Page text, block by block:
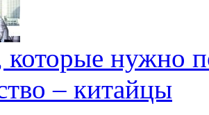
которые нужно
– китайцы